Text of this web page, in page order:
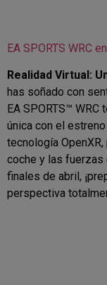
EA SPORTS WRC
Realidad Virtual:
has soñado con
EA SPORTS™
única con el
tecnología
coche y las fuerzas
finales de abril,
perspectiva